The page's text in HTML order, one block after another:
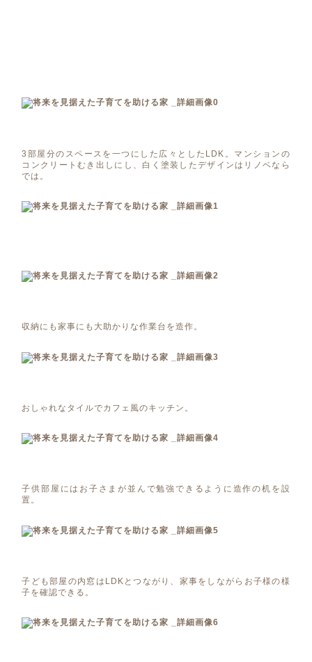
3部屋分のスペースを一つにした広々としたLDK。マンションの
コンクリートむき出しにし、白く塗装したデザインはリノベなら
では。
収納にも家事にも大助かりな作業台を造作。
おしゃれなタイルでカフェ風のキッチン。
子供部屋にはお子さまが並んで勉強できるように造作の机を設
置。
子ども部屋の内窓はLDKとつながり、家事をしながらお子様の様
子を確認できる。